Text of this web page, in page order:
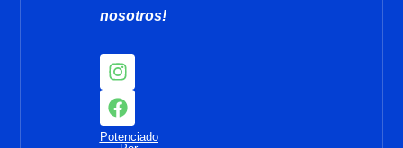
nosotros!
I
n
s
t
a
F
a
c
e
b
Potenciado